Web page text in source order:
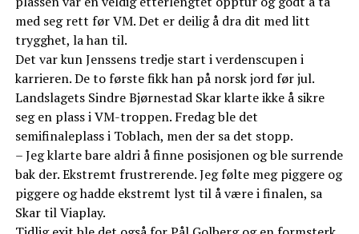
med seg rett før VM. Det er deilig å dra dit med litt
trygghet, la han til.
Det var kun Jenssens tredje start i verdenscupen i
karrieren. De to første fikk han på norsk jord før jul.
Landslagets Sindre Bjørnestad Skar klarte ikke å sikre
seg en plass i VM-troppen. Fredag ble det
semifinaleplass i Toblach, men der sa det stopp.
– Jeg klarte bare aldri å finne posisjonen og ble surrende
bak der. Ekstremt frustrerende. Jeg følte meg piggere og
piggere og hadde ekstremt lyst til å være i finalen, sa
Skar til Viaplay.